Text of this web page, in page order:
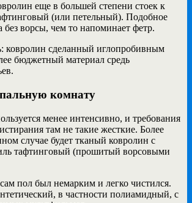
еще в большей степени стоек к
(или петельный). Подобное
без ворсы, чем то напоминает фетр.
ковролин сделанный иглопробивным
бюджетный материал средь
комнату
менее интенсивно, и требования
там не такие жесткие. Более
случае будет тканый ковролин с
тафтинговый (прошитый ворсовыми
пол был немарким и легко чистился.
в частности полиамидный, с